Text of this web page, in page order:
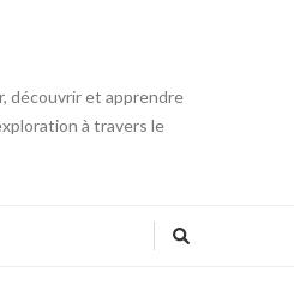
découvrir et apprendre
à travers le